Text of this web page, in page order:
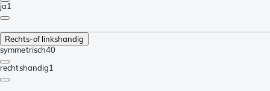
ja1
Rechts-of linkshandig
symmetrisch40
rechtshandig1